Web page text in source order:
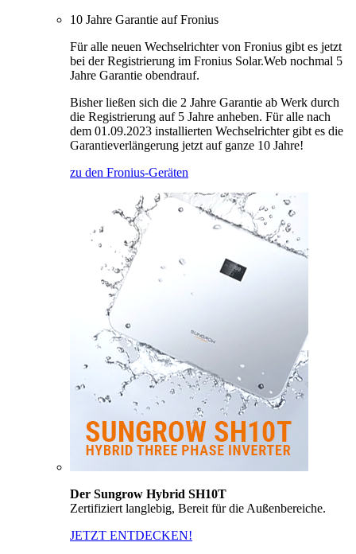
10 Jahre Garantie auf Fronius
Für alle neuen Wechselrichter von Fronius gibt es jetzt
bei der Registrierung im Fronius Solar.Web nochmal 5
Jahre Garantie obendrauf.
Bisher ließen sich die 2 Jahre Garantie ab Werk durch
die Registrierung auf 5 Jahre anheben. Für alle nach
dem 01.09.2023 installierten Wechselrichter gibt es die
Garantieverlängerung jetzt auf ganze 10 Jahre!
zu den Fronius-Geräten
Der Sungrow Hybrid SH10T
Zertifiziert langlebig, Bereit für die Außenbereiche.
JETZT ENTDECKEN!